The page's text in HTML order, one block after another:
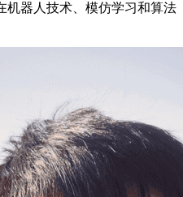
机器人技术、模仿学习和算法